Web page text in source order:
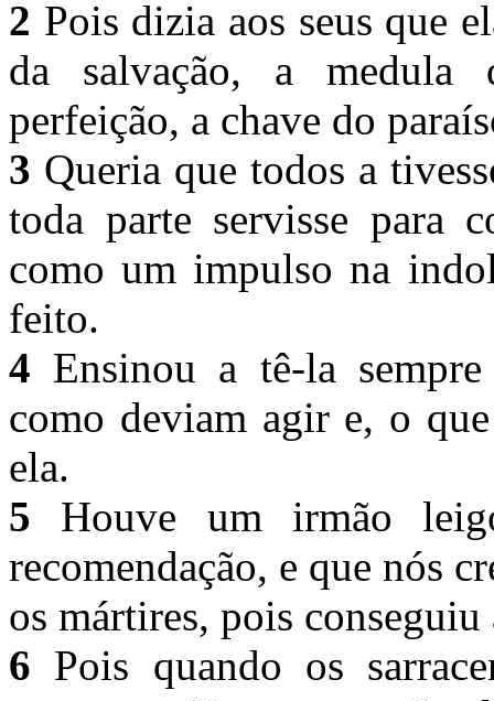
2 Pois dizia aos seus que
da salvação, a medula
perfeição, a chave do
3 Queria que todos a
toda parte servisse para
como um impulso na
feito.
4 Ensinou a tê-la
como deviam agir e, o
ela.
5 Houve um irmão
recomendação, e que nós
os mártires, pois
6 Pois quando os